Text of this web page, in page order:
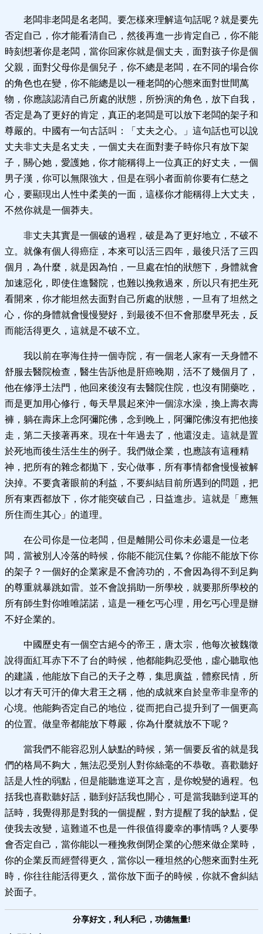
老闆非老闆是名老闆。要怎樣來理解這句話呢？就是要先
否定自己，你才能看清自己，然後再進一步肯定自己，你不能
時刻想著你是老闆，當你回家你就是個丈夫，面對孩子你是個
父親，面對父母你是個兒子，你不總是老闆，在不同的場合你
的角色也在變，你不能總是以一種老闆的心態來面對世間萬
物，你應該認清自己所處的狀態，所扮演的角色，放下自我，
否定是為了更好的肯定，真正的老闆是可以放下老闆的架子和
尊嚴的。中國有一句古話叫：「丈夫之心。」這句話也可以說
丈夫非丈夫是名丈夫，一個丈夫在面對妻子時你只有放下架
子，關心她，愛護她，你才能稱得上一位真正的好丈夫，一個
男子漢，你可以無限強大，但是在弱小者面前你要有仁慈之
心，要顯現出人性中柔美的一面，這樣你才能稱得上大丈夫，
不然你就是一個莽夫。
非丈夫其實是一個破的過程，破是為了更好地立，不破不
立。就像有個人得癌症，本來可以活三四年，最後只活了三四
個月，為什麼，就是因為怕，一旦處在怕的狀態下，身體就會
加速惡化，即使住進醫院，也難以挽救過來，所以只有把生死
看開來，你才能坦然去面對自己所處的狀態，一旦有了坦然之
心，你的身體就會慢慢變好，到最後不但不會那麼早死去，反
而能活得更久，這就是不破不立。
我以前在寧海住持一個寺院，有一個老人家有一天身體不
舒服去醫院檢查，醫生告訴他是肝癌晚期，活不了幾個月了，
他在修淨土法門，他回來後沒有去醫院住院，也沒有開藥吃，
而是更加用心修行，每天早晨起來沖一個涼水澡，換上壽衣壽
褲，躺在壽床上念阿彌陀佛，念到晚上，阿彌陀佛沒有把他接
走，第二天接著再來。現在十年過去了，他還沒走。這就是置
於死地而後生活生生的例子。我們做企業，也應該有這種精
神，把所有的雜念都拋下，安心做事，所有事情都會慢慢被解
決掉。不要貪著眼前的利益，不要糾結目前所遇到的問題，把
所有東西都放下，你才能突破自己，日益進步。這就是「應無
所住而生其心」的道理。
在公司你是一位老闆，但是離開公司你未必還是一位老
闆，當被別人冷落的時候，你能不能沉住氣？你能不能放下你
的架子？一個好的企業家是不會誇功的，不會因為得不到足夠
的尊重就暴跳如雷。並不會說捐助一所學校，就要那所學校的
所有師生對你唯唯諾諾，這是一種乞丐心理，用乞丐心理是辦
不好企業的。
中國歷史有一個空古絕今的帝王，唐太宗，他每次被魏徵
說得面紅耳赤下不了台的時候，他都能夠忍受他，虛心聽取他
的建議，他能放下自己的天子之尊，集思廣益，體察民情，所
以才有天可汗的偉大君王之稱，他的成就來自於皇帝非皇帝的
心境。他能夠否定自己的地位，從而把自己提升到了一個更高
的位置。做皇帝都能放下尊嚴，你為什麼就放不下呢？
當我們不能容忍別人缺點的時候，第一個要反省的就是我
們的格局不夠大，無法忍受別人對你絲毫的不恭敬。喜歡聽好
話是人性的弱點，但是能聽進逆耳之言，是你蛻變的過程。包
括我也喜歡聽好話，聽到好話我也開心，可是當我聽到逆耳的
話時，我覺得那是對我的一個提醒，對方提醒了我的缺點，促
使我去改變，這難道不也是一件很值得慶幸的事情嗎？人要學
會否定自己，當你能以一種挽救倒閉企業的心態來做企業時，
你的企業反而經營得更久，當你以一種坦然的心態來面對生死
時，你往往能活得更久，當你放下面子的時候，你就不會糾結
於面子。
分享好文，利人利己，功德無量!